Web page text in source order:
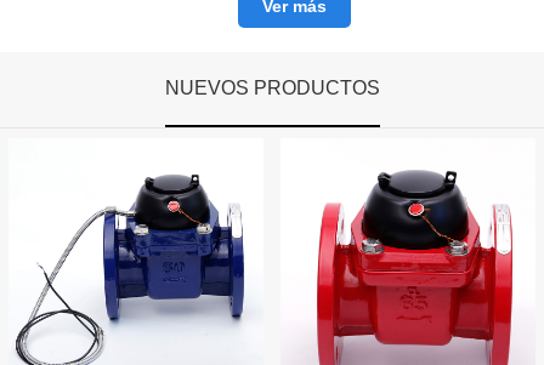
Ver más
NUEVOS PRODUCTOS